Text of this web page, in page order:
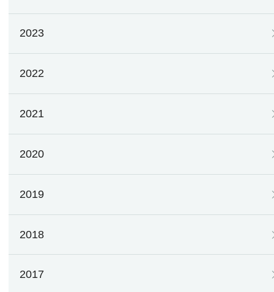
2023
2022
2021
2020
2019
2018
2017